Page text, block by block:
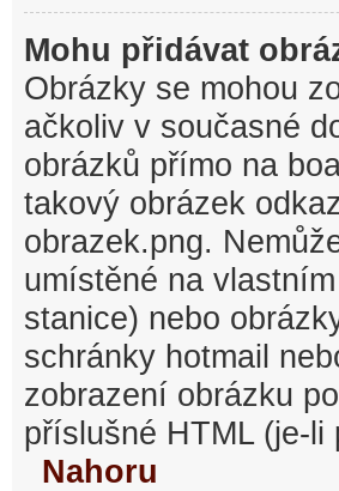
Mohu přidávat
Obrázky se mohou
ačkoliv v současné
obrázků přímo na
takový obrázek
obrazek.png.
umístěné na
stanice) nebo
schránky hotmail
zobrazení obrázku
příslušné HTML (je-li
Nahoru